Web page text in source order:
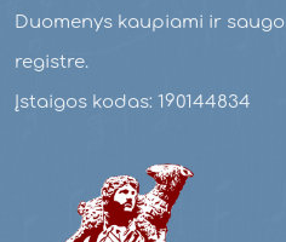
Duomenys kaupiami ir
registre.
Įstaigos kodas: 190144834